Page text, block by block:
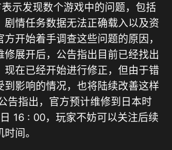
示发现数个游戏中的问题，包括
剧情任务数据无法正确载入以及资
开始着手调查这些问题的原因，
修展开后，公告指出目前已经找出
现在已经开始进行修正，但由于错
到影响的情况，也将陆续改善这样
告指出，官方预计维修到日本时
16 : 00，玩家不妨可以关注后续
间。